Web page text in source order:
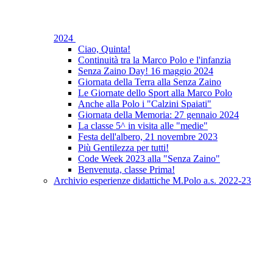
2024
Ciao, Quinta!
Continuità tra la Marco Polo e l'infanzia
Senza Zaino Day! 16 maggio 2024
Giornata della Terra alla Senza Zaino
Le Giornate dello Sport alla Marco Polo
Anche alla Polo i "Calzini Spaiati"
Giornata della Memoria: 27 gennaio 2024
La classe 5^ in visita alle "medie"
Festa dell'albero, 21 novembre 2023
Più Gentilezza per tutti!
Code Week 2023 alla "Senza Zaino"
Benvenuta, classe Prima!
Archivio esperienze didattiche M.Polo a.s. 2022-23